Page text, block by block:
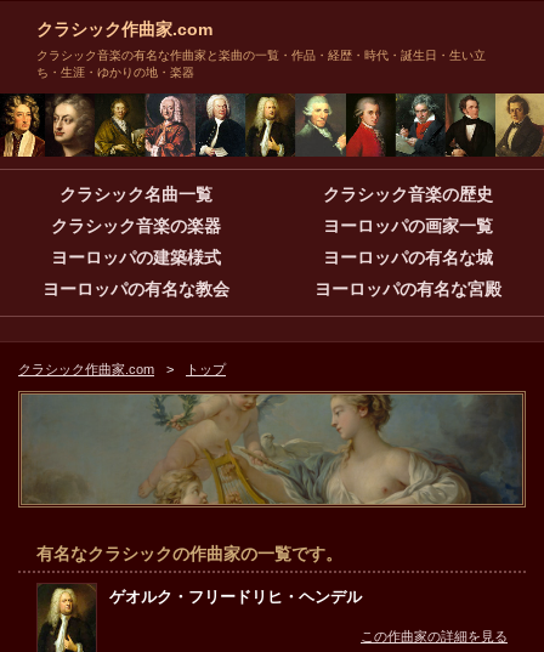
クラシック作曲家.com
クラシック音楽の有名な作曲家と楽曲の一覧・作品・経歴・時代・誕生日・生い立
ち・生涯・ゆかりの地・楽器
クラシック名曲一覧
クラシック音楽の歴史
クラシック音楽の楽器
ヨーロッパの画家一覧
ヨーロッパの建築様式
ヨーロッパの有名な城
ヨーロッパの有名な教会
ヨーロッパの有名な宮殿
クラシック作曲家.com トップ
有名なクラシックの作曲家の一覧です。
ゲオルク・フリードリヒ・ヘンデル
この作曲家の詳細を見る